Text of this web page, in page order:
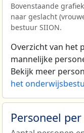
Bovenstaande
naar geslacht
bestuur SIION.
Overzicht van het
mannelijke
Bekijk meer
het
Personeel